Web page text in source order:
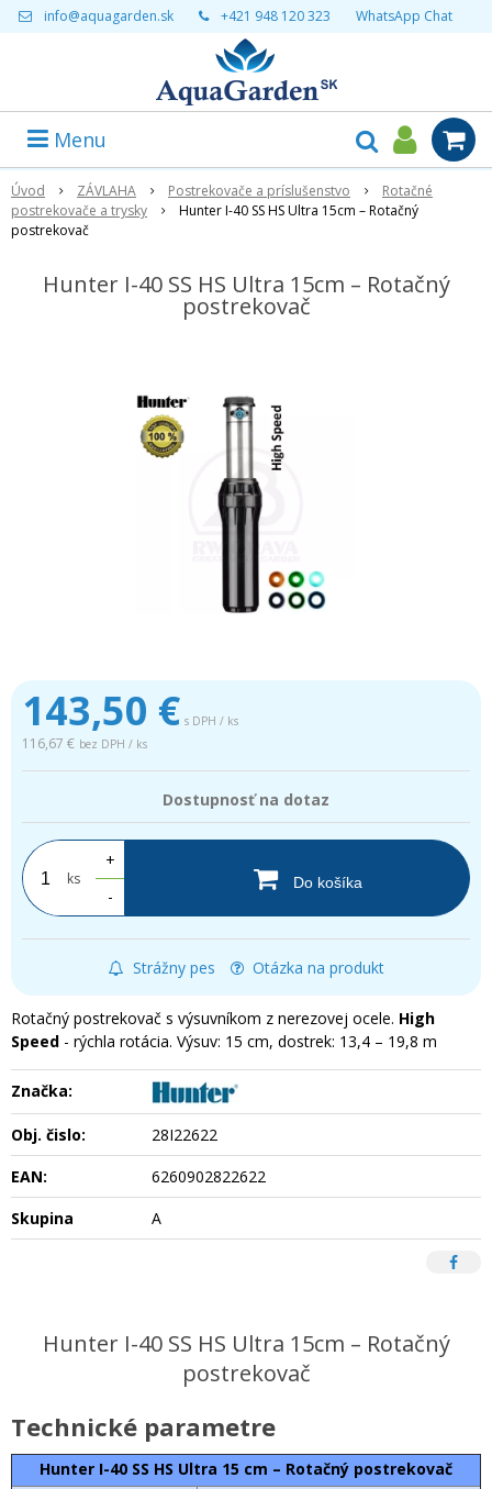
info@aquagarden.sk +421 948 120 323 WhatsApp Chat
Menu
Úvod ZÁVLAHA Postrekovače a príslušenstvo
Rotačné
postrekovače a trysky
Hunter I-40 SS HS Ultra 15cm – Rotačný
postrekovač
Hunter I-40 SS HS Ultra 15cm – Rotačný
postrekovač
143,50 € s DPH / ks
116,67 € bez DPH / ks
Dostupnosť na dotaz
ks
+
-
Do košíka
Strážny pes Otázka na produkt
Rotačný postrekovač s výsuvníkom z nerezovej ocele. High
Speed - rýchla rotácia. Výsuv: 15 cm, dostrek: 13,4 – 19,8 m
Značka:
Obj. čislo:
28I22622
EAN:
6260902822622
Skupina
A
Hunter I-40 SS HS Ultra 15cm – Rotačný
postrekovač
Technické parametre
Hunter I-40 SS HS Ultra 15 cm – Rotačný postrekovač